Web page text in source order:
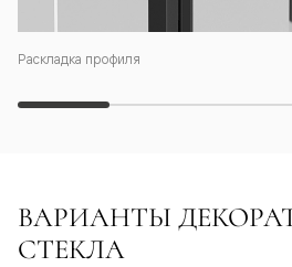
Раскладка профиля
ВАРИАНТЫ
СТЕКЛА